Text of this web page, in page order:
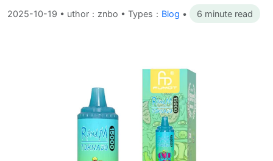
2025-10-19 • uthor：znbo • Types： Blog • 6 minute read